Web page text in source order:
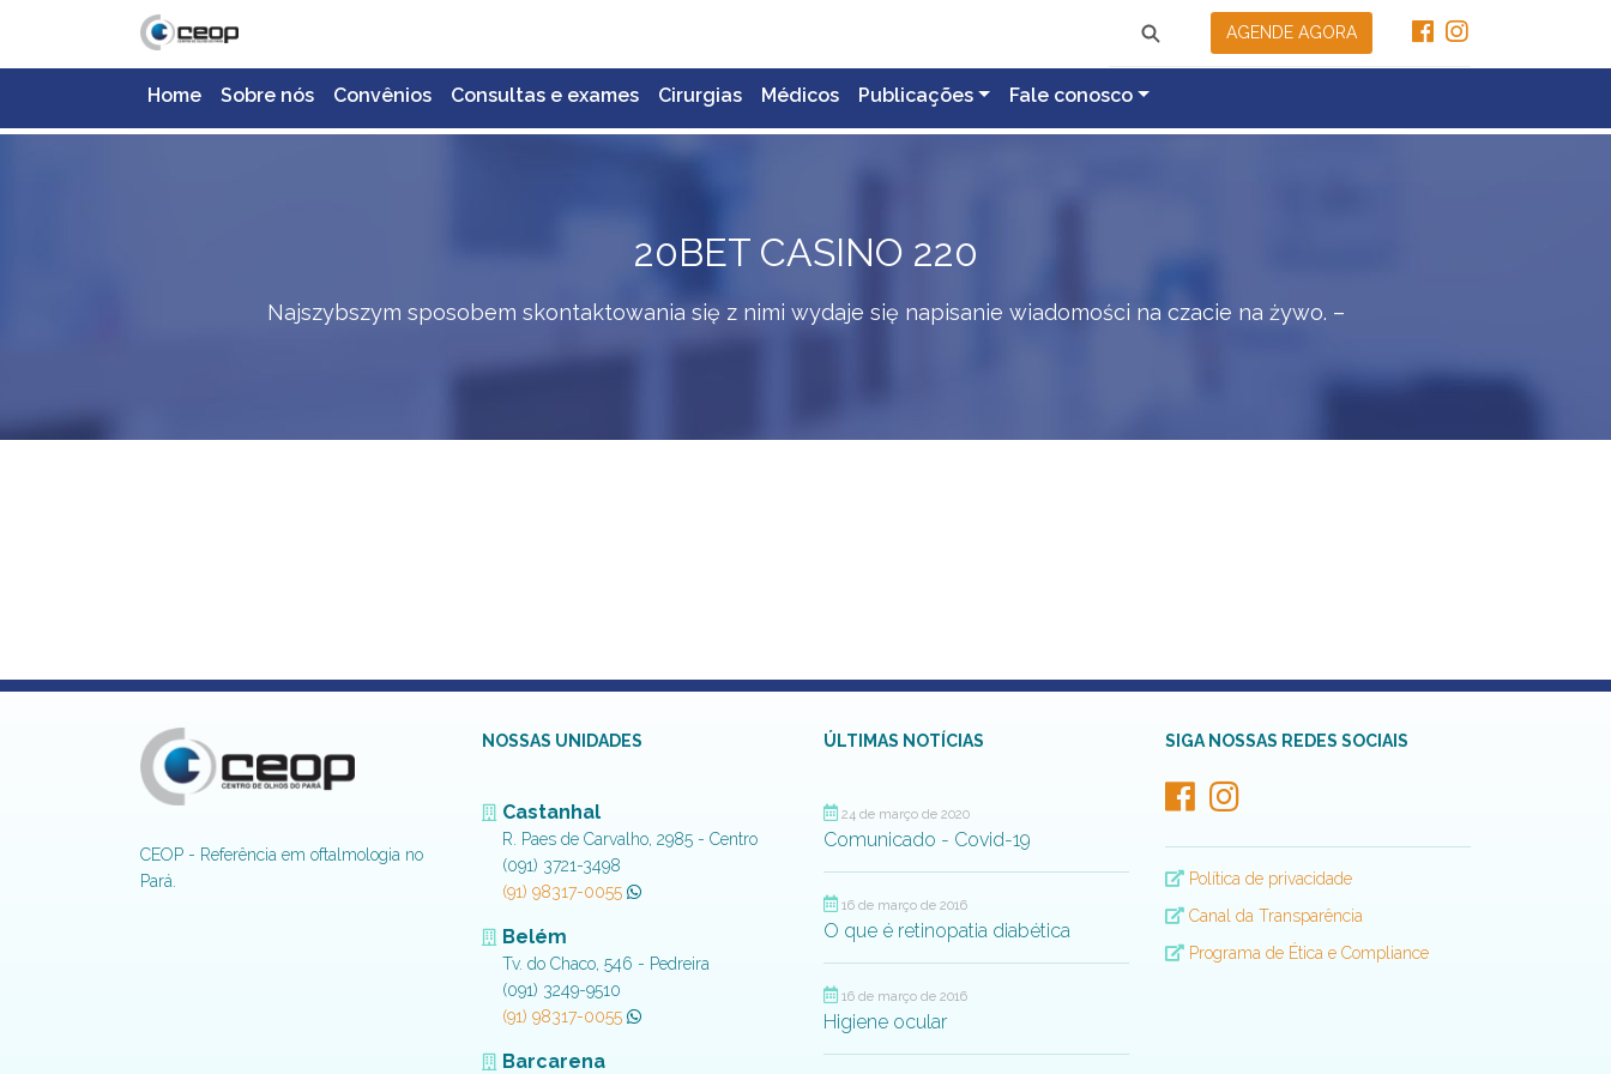
AGENDE AGORA
Home Sobre nós Convênios Consultas e exames Cirurgias Médicos Publicações Fale conosco
20BET CASINO 220
Najszybszym sposobem skontaktowania się z nimi wydaje się napisanie wiadomości na czacie na żywo. –
CEOP - Referência em oftalmologia no
Pará.
NOSSAS UNIDADES
Castanhal
R. Paes de Carvalho, 2985 - Centro
(091) 3721-3498
(91) 98317-0055
Belém
Tv. do Chaco, 546 - Pedreira
(091) 3249-9510
(91) 98317-0055
Barcarena
ÚLTIMAS NOTÍCIAS
24 de março de 2020
Comunicado - Covid-19
16 de março de 2016
O que é retinopatia diabética
16 de março de 2016
Higiene ocular
SIGA NOSSAS REDES SOCIAIS
Política de privacidade
Canal da Transparência
Programa de Ética e Compliance